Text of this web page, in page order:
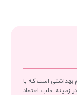
بهداشتی است که با
زمینه جلب اعتماد